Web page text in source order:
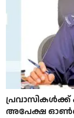
പ്രവാസികള്‍ക്ക്
അപേക്ഷ